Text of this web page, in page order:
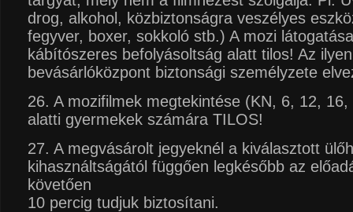
drog, alkohol, közbiztonságra veszélyes
fegyver, boxer, sokkoló stb.) A mozi
kábítószeres befolyásoltság alatt tilos! Az
bevásárlóközpont biztonsági személyzete
26. A mozifilmek megtekintése (KN, 6, 12,
alatti gyermekek számára TILOS!
27. A megvásárolt jegyeknél a kiválasztott
kihasználtságától függően legkésőbb az
követően
10 percig tudjuk biztosítani.